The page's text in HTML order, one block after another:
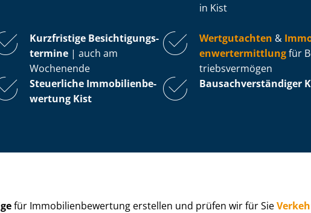
in Kist
Kurzfristige Be­sich­ti­gungs­
ter­mi­ne | auch am
Wochenende
Wertgutachten &
en­wert­ermitt­lungfür
triebs­ver­mö­gen
Steuerliche Im­mo­bi­li­en­be­
wer­tung Kist
Bau­sach­ver­stän­di­ger
für Im­mo­bi­li­en­be­wer­tung erstellen und prüfen wir für Sie